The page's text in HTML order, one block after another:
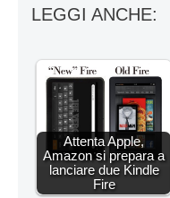
LEGGI ANCHE:
Attenta Apple,
Amazon si prepara a
lanciare due Kindle
Fire